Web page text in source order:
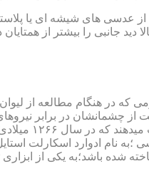
از عدسی های شیشه ای یا
جانبی را بیشتر از
در هنگام مطالعه از
از چشمانشان در برابر
دیگر عقیده دارند اولین عینک توسط سالوینو دارماتی
چیزی که مشخص است این است که در سال ۱۷۲۷ میلادی یک عینک ساز انگلیسی
شده باشد؛به یکی از ابزاری